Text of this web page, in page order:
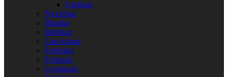
Utelekar
Nya lekar
Blandat
Bollekar
Lära känna
Festlekar
Förskola
Gympasal